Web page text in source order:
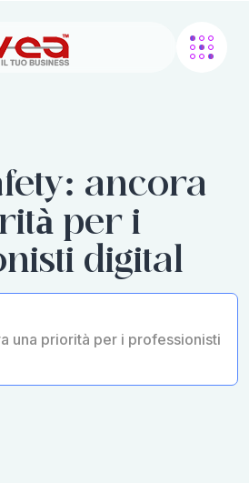
ancora
per i
digital
una priorità per i professionisti